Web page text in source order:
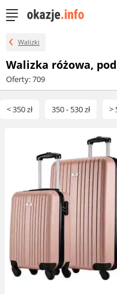
Walizki
Walizka różowa,
Oferty: 709
< 350 zł 350 - 530 zł >